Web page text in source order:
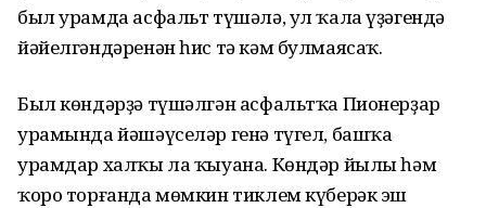
был урамда асфальт түшәлә, ул ҡала үҙәгендә
йәйелгәндәренән һис тә кәм булмаясаҡ.
Был көндәрҙә түшәлгән асфальтҡа Пионерҙар
урамында йәшәүселәр генә түгел, башҡа
урамдар халҡы ла ҡыуана. Көндәр йылы һәм
ҡоро торғанда мөмкин тиклем күберәк эш